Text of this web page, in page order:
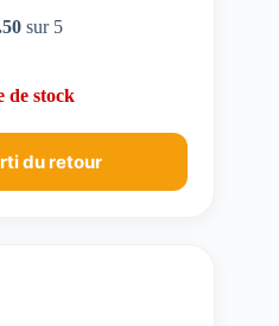
sur 5
de stock
du retour